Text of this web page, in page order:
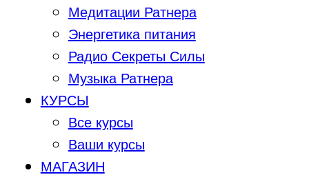
Медитации Ратнера
Энергетика питания
Радио Секреты Силы
Музыка Ратнера
КУРСЫ
Все курсы
Ваши курсы
МАГАЗИН